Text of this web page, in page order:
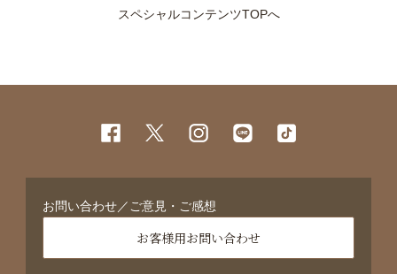
スペシャルコンテンツTOPへ
お問い合わせ／ご意見・ご感想
お客様用お問い合わせ